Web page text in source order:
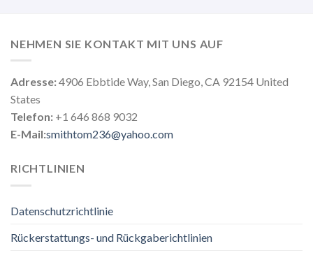
NEHMEN SIE KONTAKT MIT UNS AUF
Adresse:4906 Ebbtide Way, San Diego, CA 92154 United
States
Telefon: +1 646 868 9032
E-Mail:smithtom236@yahoo.com
RICHTLINIEN
Datenschutzrichtlinie
Rückerstattungs- und Rückgaberichtlinien